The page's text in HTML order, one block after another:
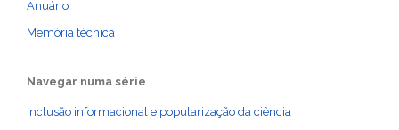
Anuário
Memória técnica
Navegar numa série
Inclusão informacional e popularização da ciência